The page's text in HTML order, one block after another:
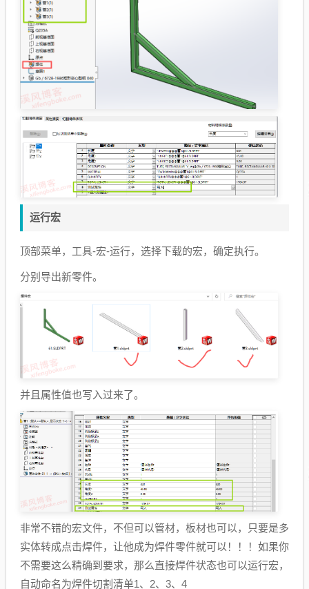
运行宏
顶部菜单，工具-宏-运行，选择下载的宏，确定执行。
分别导出新零件。
并且属性值也写入过来了。
非常不错的宏文件，不但可以管材，板材也可以，只要是多
实体转成点击焊件，让他成为焊件零件就可以！！！如果你
不需要这么精确到要求，那么直接焊件状态也可以运行宏，
自动命名为焊件切割清单1、2、3、4